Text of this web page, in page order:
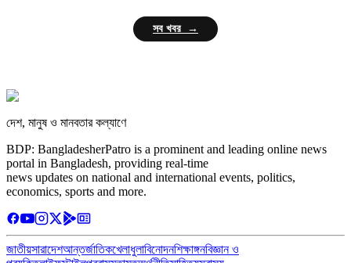
সব খবর →
দেশ, মানুষ ও মানবতার কল্যাণে
BDP: BangladesherPatro is a prominent and leading online news
portal in Bangladesh, providing real-time
news updates on national and international events, politics,
economics, sports and more.
জাতীয়সারাদেশআন্তর্জাতিকখেলাধুলাবিনোদনশিক্ষাঙ্গনবিজ্ঞান ও